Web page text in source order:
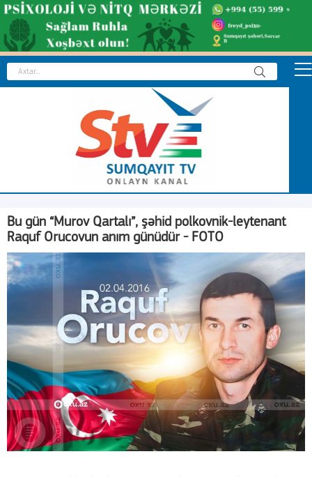
Bu gün “Murov Qartalı”, şəhid polkovnik-leytenant
Raquf Orucovun anım günüdür - FOTO